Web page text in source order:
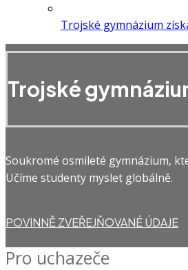
Trojské gymnázium
Trojské
Soukromé osmileté gymnázium,
Učíme studenty myslet globálně.
POVINNĚ ZVEŘEJŇOVANÉ ÚDAJE
Pro uchazeče